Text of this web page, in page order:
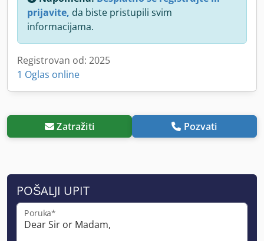
prijavite, da biste pristupili svim
informacijama.
Registrovan od: 2025
1 Oglas online
Zatražiti Pozvati
POŠALJI UPIT
Poruka*